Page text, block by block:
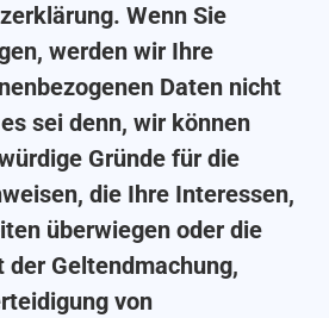
Wenn Sie
werden wir Ihre
Daten nicht
sei denn, wir können
Gründe für die
die Ihre Interessen,
überwiegen oder die
Geltendmachung,
von